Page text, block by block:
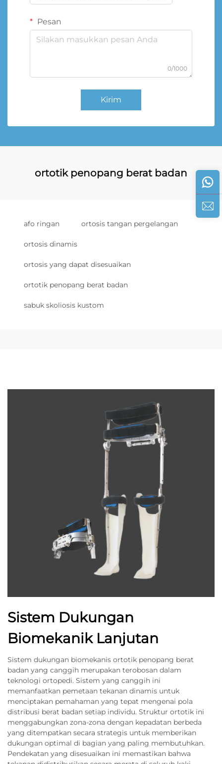
Pesan
0/1000
Kirim
ortotik penopang berat badan
afo ringan ortosis tangan pergelangan
ortosis dinamis
ortosis yang dapat disesuaikan
ortotik penopang berat badan
sabuk skoliosis kustom
Sistem Dukungan
Biomekanik Lanjutan
Sistem dukungan biomekanis ortotik penopang berat
badan yang canggih merupakan terobosan dalam
teknologi ortopedi. Sistem yang canggih ini
memanfaatkan pemetaan tekanan dinamis untuk
menciptakan pemahaman yang tepat mengenai pola
distribusi berat badan setiap individu. Struktur ortotik ini
menggabungkan zona-zona dengan kepadatan berbeda
yang ditempatkan secara strategis untuk memberikan
dukungan optimal di bagian yang paling membutuhkan.
Pendekatan yang disesuaikan ini memastikan bahwa